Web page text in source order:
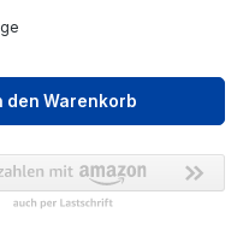
den Warenkorb